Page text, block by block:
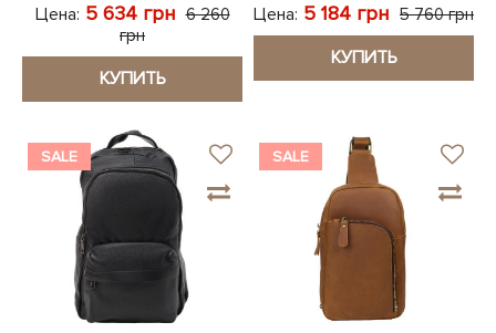
Цена: 5 634 грн 6 260
грн
КУПИТЬ
Цена: 5 184 грн 5 760 грн
КУПИТЬ
SALE SALE